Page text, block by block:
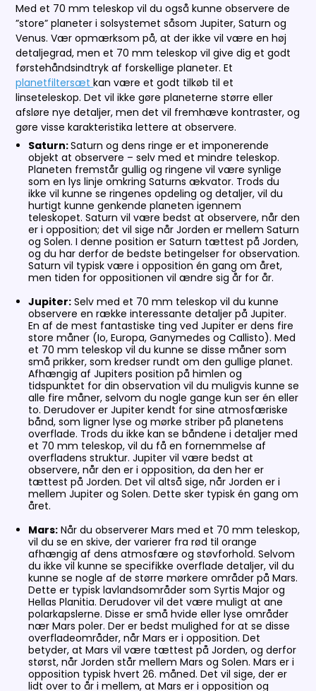
Med et 70 mm teleskop vil du også kunne observere de
”store” planeter i solsystemet såsom Jupiter, Saturn og
Venus. Vær opmærksom på, at der ikke vil være en høj
detaljegrad, men et 70 mm teleskop vil give dig et godt
førstehåndsindtryk af forskellige planeter. Et
planetfiltersætkan være et godt tilkøb til et
linseteleskop. Det vil ikke gøre planeterne større eller
afsløre nye detaljer, men det vil fremhæve kontraster, og
gøre visse karakteristika lettere at observere.
Saturn:Saturn og dens ringe er et imponerende
objekt at observere – selv med et mindre teleskop.
Planeten fremstår gullig og ringene vil være synlige
som en lys linje omkring Saturns ækvator. Trods du
ikke vil kunne se ringenes opdeling og detaljer, vil du
hurtigt kunne genkende planeten igennem
teleskopet. Saturn vil være bedst at observere, når den
er i opposition; det vil sige når Jorden er mellem Saturn
og Solen. I denne position er Saturn tættest på Jorden,
og du har derfor de bedste betingelser for observation.
Saturn vil typisk være i opposition én gang om året,
men tiden for oppositionen vil ændre sig år for år.
Jupiter:Selv med et 70 mm teleskop vil du kunne
observere en række interessante detaljer på Jupiter.
En af de mest fantastiske ting ved Jupiter er dens fire
store måner (Io, Europa, Ganymedes og Callisto). Med
et 70 mm teleskop vil du kunne se disse måner som
små prikker, som kredser rundt om den gullige planet.
Afhængig af Jupiters position på himlen og
tidspunktet for din observation vil du muligvis kunne se
alle fire måner, selvom du nogle gange kun ser én eller
to. Derudover er Jupiter kendt for sine atmosfæriske
bånd, som ligner lyse og mørke striber på planetens
overflade. Trods du ikke kan se båndene i detaljer med
et 70 mm teleskop, vil du få en fornemmelse af
overfladens struktur. Jupiter vil være bedst at
observere, når den er i opposition, da den her er
tættest på Jorden. Det vil altså sige, når Jorden er i
mellem Jupiter og Solen. Dette sker typisk én gang om
året.
Mars:Når du observerer Mars med et 70 mm teleskop,
vil du se en skive, der varierer fra rød til orange
afhængig af dens atmosfære og støvforhold. Selvom
du ikke vil kunne se specifikke overflade detaljer, vil du
kunne se nogle af de større mørkere områder på Mars.
Dette er typisk lavlandsområder som Syrtis Major og
Hellas Planitia. Derudover vil det være muligt at ane
polarkapslerne. Disse er små hvide eller lyse områder
nær Mars poler. Der er bedst mulighed for at se disse
overfladeområder, når Mars er i opposition. Det
betyder, at Mars vil være tættest på Jorden, og derfor
størst, når Jorden står mellem Mars og Solen. Mars er i
opposition typisk hvert 26. måned. Det vil sige, der er
lidt over to år i mellem, at Mars er i opposition og